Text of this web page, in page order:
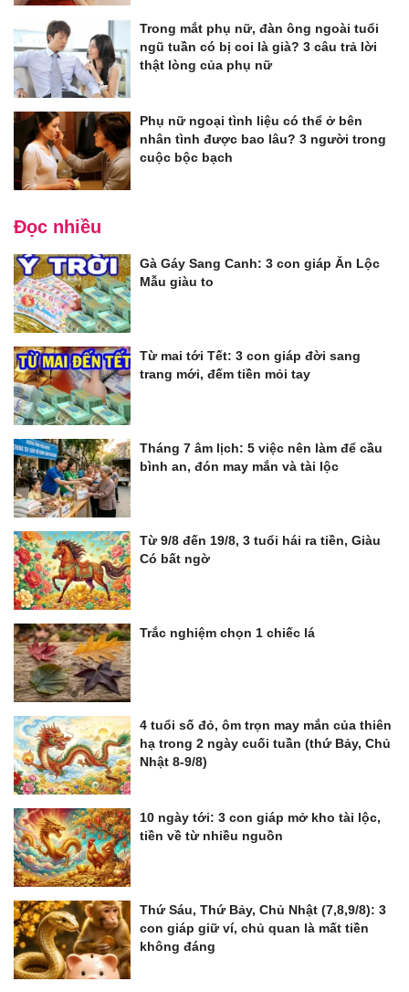
Trong mắt phụ nữ, đàn ông ngoài tuổi
ngũ tuần có bị coi là già? 3 câu trả lời
thật lòng của phụ nữ
Phụ nữ ngoại tình liệu có thể ở bên
nhân tình được bao lâu? 3 người trong
cuộc bộc bạch
Đọc nhiều
Gà Gáy Sang Canh: 3 con giáp Ăn Lộc
Mẫu giàu to
Từ mai tới Tết: 3 con giáp đời sang
trang mới, đếm tiền mỏi tay
Tháng 7 âm lịch: 5 việc nên làm để cầu
bình an, đón may mắn và tài lộc
Từ 9/8 đến 19/8, 3 tuổi hái ra tiền, Giàu
Có bất ngờ
Trắc nghiệm chọn 1 chiếc lá
4 tuổi số đỏ, ôm trọn may mắn của thiên
hạ trong 2 ngày cuối tuần (thứ Bảy, Chủ
Nhật 8-9/8)
10 ngày tới: 3 con giáp mở kho tài lộc,
tiền về từ nhiều nguồn
Thứ Sáu, Thứ Bảy, Chủ Nhật (7,8,9/8): 3
con giáp giữ ví, chủ quan là mất tiền
không đáng